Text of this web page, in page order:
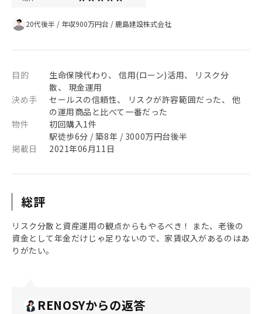
20代後半 / 年収900万円台 / 鹿島建設株式会社
目的
生命保険代わり、 信用(ローン)活用、 リスク分
散、 現金運用
決め手
セールスの信頼性、 リスクが許容範囲だった、 他
の運用商品と比べて一番だった
物件
初回購入1件
駅徒歩6分 / 築8年 / 3000万円台後半
掲載日
2021年06月11日
総評
リスク分散と資産運用の観点からもやるべき！ また、老後の
資金として年金だけじゃ足りないので、家賃収入があるのはあ
りがたい。
RENOSYからの返答